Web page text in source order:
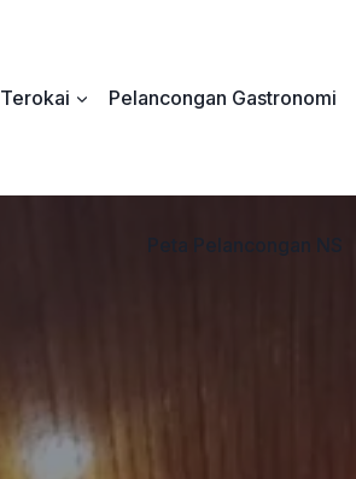
Terokai Pelancongan Gastronomi
Peta Pelancongan NS